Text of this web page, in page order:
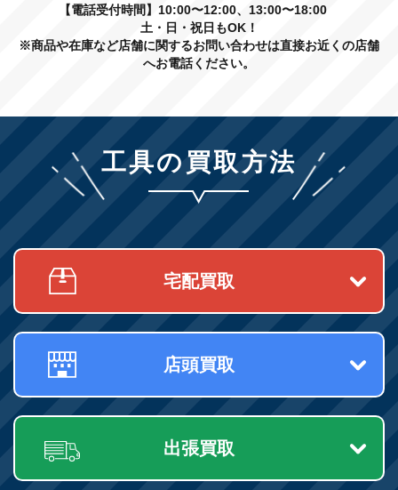
【電話受付時間】10:00〜12:00、13:00〜18:00
土・日・祝日もOK！
※商品や在庫など店舗に関するお問い合わせは直接お近くの店舗
へお電話ください。
工具の買取方法
宅配買取
店頭買取
出張買取